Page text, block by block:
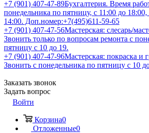
+7 (901) 407-47-89Бухгалтерия. Время
понедельника по пятницу, с 11:00 до 18:00,
14:00. Доп.номер:+7(495)611-59-65
+7 (901) 407-47-56Мастерская: слесарь/
Звонить только по вопросам ремонта с
пятницу с 10 до 19.
+7 (901) 407-47-96Мастерская: покраска и
Звонить с понедельника по пятницу с 10
Заказать звонок
Задать вопрос
Войти
Корзина0
Отложенные0